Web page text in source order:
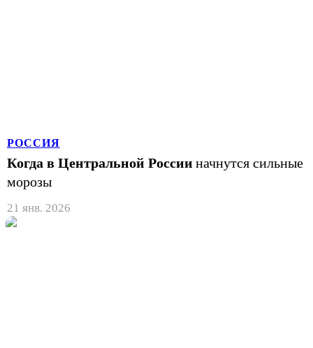
РОССИЯ
Когда в Центральной России начнутся сильные
морозы
21 янв. 2026